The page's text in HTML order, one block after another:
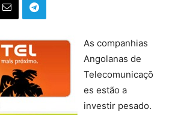
As companhias
Angolanas de
Telecomunicaçõ
es estão a
investir pesado.